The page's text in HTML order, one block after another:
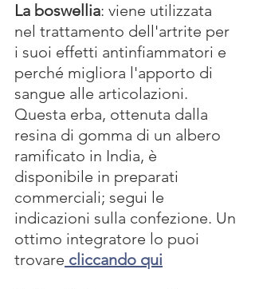
La boswellia: viene utilizzata
nel trattamento dell'artrite per
i suoi effetti antinfiammatori e
perché migliora l'apporto di
sangue alle articolazioni.
Questa erba, ottenuta dalla
resina di gomma di un albero
ramificato in India, è
disponibile in preparati
commerciali; segui le
indicazioni sulla confezione. Un
ottimo integratore lo puoi
trovare cliccando qui